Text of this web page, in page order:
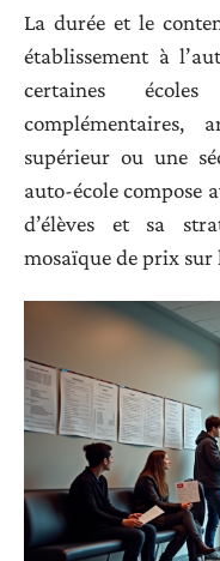
La durée et le
établissement à
certaines
supérieur ou une
auto-école compose
d’élèves et sa
mosaïque de prix